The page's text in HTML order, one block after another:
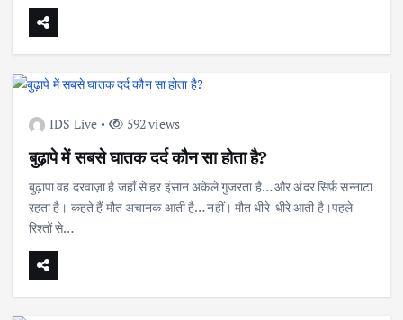
IDS Live 592 views
बुढ़ापे में सबसे घातक दर्द कौन सा होता है?
बुढ़ापा वह दरवाज़ा है जहाँ से हर इंसान अकेले गुजरता है… और अंदर सिर्फ़ सन्नाटा
रहता है। कहते हैं मौत अचानक आती है… नहीं। मौत धीरे-धीरे आती है।पहले
रिश्तों से…